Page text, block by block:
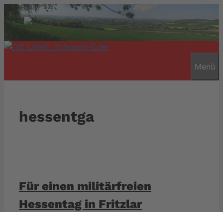
Zum
Inhalt
springen
Menü
hessentga
Für einen militärfreien
Hessentag in Fritzlar